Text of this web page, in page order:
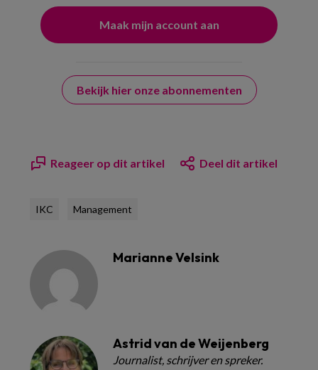
Bekijk hier onze abonnementen
Reageer op dit artikel Deel dit artikel
IKC Management
Marianne Velsink
Astrid van de Weijenberg
Journalist, schrijver en spreker.